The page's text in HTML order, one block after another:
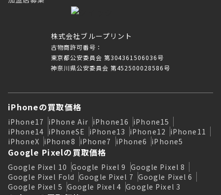
株式会社ブループリント
古物商許可番号：
東京都公安委員会 第304361506036号
神奈川県公安委員会 第452500028586号
iPhoneの買取価格
iPhone17 iPhone Air iPhone16 iPhone15
iPhone14 iPhoneSE iPhone13 iPhone12 iPhone11
iPhoneX iPhone8 iPhone7 iPhone6 iPhone5
Google Pixelの買取価格
Google Pixel 10 Google Pixel 9 Google Pixel 8
Google Pixel Fold Google Pixel 7 Google Pixel 6
Google Pixel 5 Google Pixel 4 Google Pixel 3